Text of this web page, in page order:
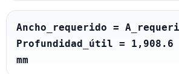
Ancho_requerido =
Profundidad_útil =
mm